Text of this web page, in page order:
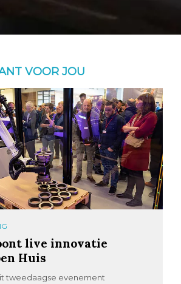
VOOR JOU
live innovatie
Huis
tweedaagse evenement